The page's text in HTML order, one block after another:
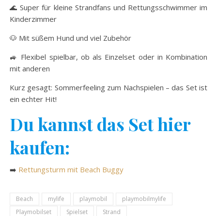
🌊 Super für kleine Strandfans und Rettungsschwimmer im
Kinderzimmer
🐶 Mit süßem Hund und viel Zubehör
🚙 Flexibel spielbar, ob als Einzelset oder in Kombination
mit anderen
Kurz gesagt: Sommerfeeling zum Nachspielen – das Set ist
ein echter Hit!
Du kannst das Set hier
kaufen:
➡️ Rettungsturm mit Beach Buggy
Beach mylife playmobil
playmobilmylife
Playmobilset
Spielset Strand